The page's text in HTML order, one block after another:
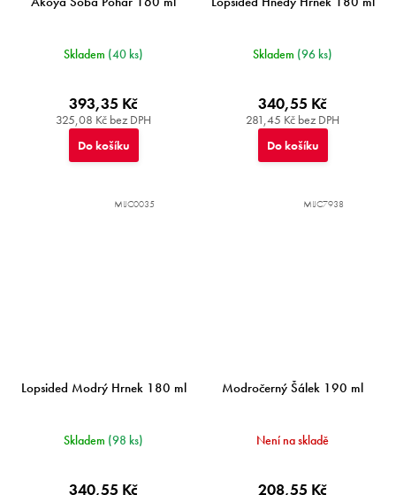
Skladem (40 ks)
325,08 Kč bez DPH
393,35 Kč
Do košíku
Skladem (96 ks)
281,45 Kč bez DPH
340,55 Kč
Do košíku
Lopsided Modrý Hrnek 180 ml
Skladem (98 ks)
340,55 Kč
MIJC0035
Modročerný Šálek 190 ml
Není na skladě
208,55 Kč
MIJC7938